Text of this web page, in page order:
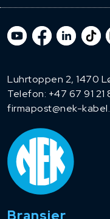
Luhrtoppen 2, 1470
Telefon: +47 67 91 21
firmapost@nek-